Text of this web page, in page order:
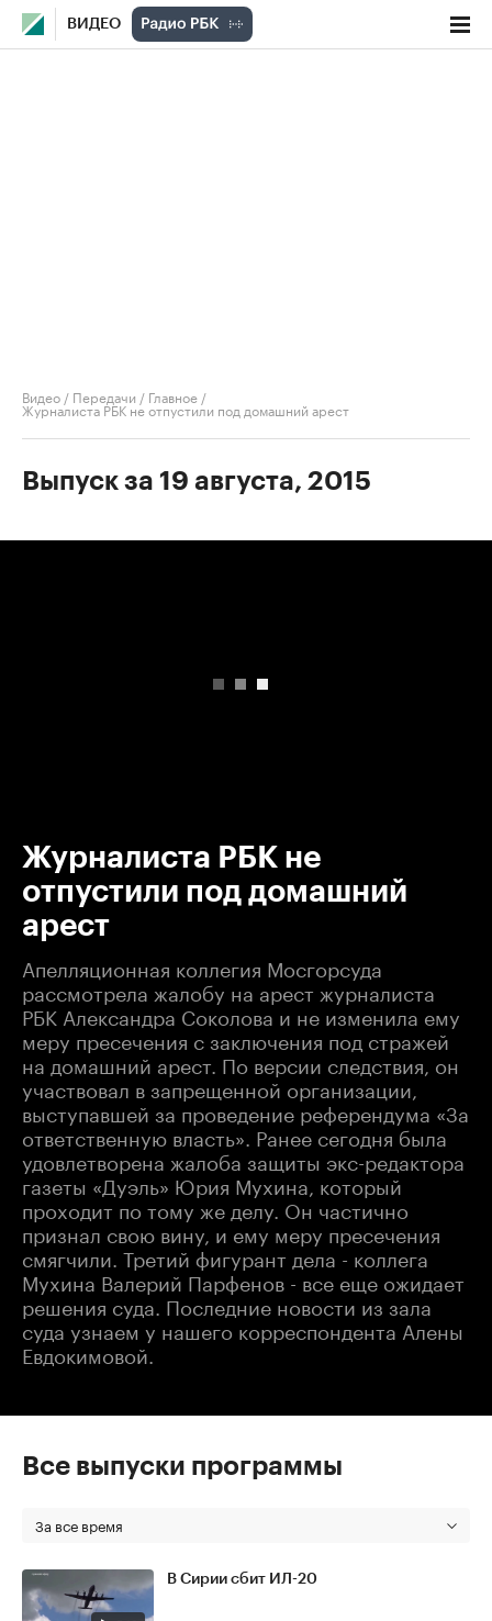
ВИДЕО
Видео / Передачи / Главное /
Журналиста РБК не отпустили под домашний арест
Выпуск за 19 августа, 2015
Журналиста РБК не
отпустили под домашний
арест
Апелляционная коллегия Мосгорсуда
рассмотрела жалобу на арест журналиста
РБК Александра Соколова и не изменила ему
меру пресечения с заключения под стражей
на домашний арест. По версии следствия, он
участвовал в запрещенной организации,
выступавшей за проведение референдума «За
ответственную власть». Ранее сегодня была
удовлетворена жалоба защиты экс-редактора
газеты «Дуэль» Юрия Мухина, который
проходит по тому же делу. Он частично
признал свою вину, и ему меру пресечения
смягчили. Третий фигурант дела - коллега
Мухина Валерий Парфенов - все еще ожидает
решения суда. Последние новости из зала
суда узнаем у нашего корреспондента Алены
Евдокимовой.
Все выпуски программы
За все время
В Сирии сбит ИЛ-20